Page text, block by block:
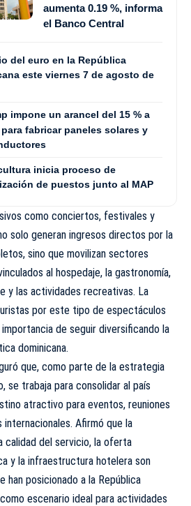
aumenta 0.19 %, informa
el Banco Central
del euro en la República
este viernes 7 de agosto de
impone un arancel del 15 % a
fabricar paneles solares y
inicia proceso de
de puestos junto al MAP
como conciertos, festivales y
solo generan ingresos directos por la
sino que movilizan sectores
al hospedaje, la gastronomía,
y las actividades recreativas. La
por este tipo de espectáculos
de seguir diversificando la
dominicana.
que, como parte de la estrategia
se trabaja para consolidar al país
atractivo para eventos, reuniones
internacionales. Afirmó que la
calidad del servicio, la oferta
y la infraestructura hotelera son
han posicionado a la República
escenario ideal para actividades